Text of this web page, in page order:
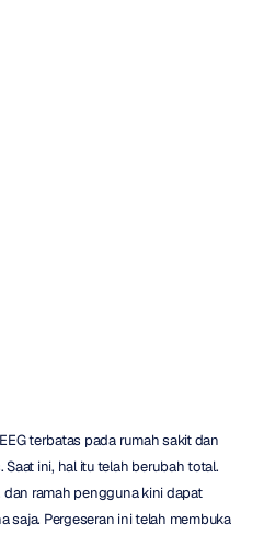
terbatas pada rumah sakit dan
ini, hal itu telah berubah total.
ramah pengguna kini dapat
saja. Pergeseran ini telah membuka